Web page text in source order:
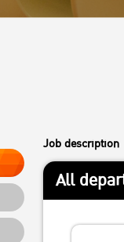
Job description
All